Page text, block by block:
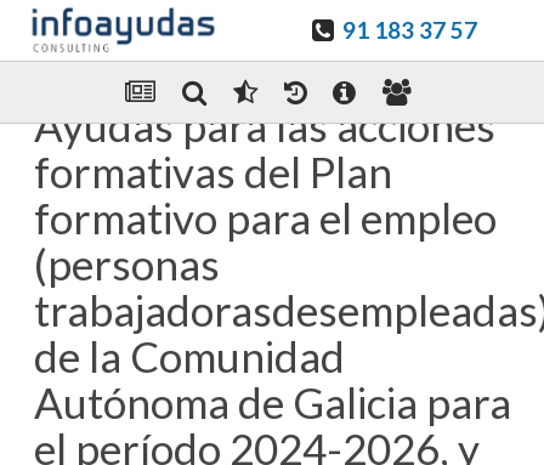
91 183 37 57
Enviar Por email
Ayudas para las acciones
formativas del Plan
formativo para el empleo
(personas
de la Comunidad
Autónoma de Galicia para
el período 2024-2026, y